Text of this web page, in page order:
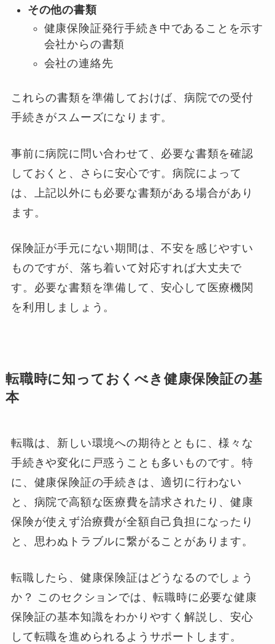
その他の書類
健康保険証発行手続き中であることを示す
会社からの書類
会社の連絡先
これらの書類を準備しておけば、病院での受付
手続きがスムーズになります。
事前に病院に問い合わせて、必要な書類を確認
しておくと、さらに安心です。病院によって
は、上記以外にも必要な書類がある場合があり
ます。
保険証が手元にない期間は、不安を感じやすい
ものですが、落ち着いて対応すれば大丈夫で
す。必要な書類を準備して、安心して医療機関
を利用しましょう。
転職時に知っておくべき健康保険証の基
本
転職は、新しい環境への期待とともに、様々な
手続きや変化に戸惑うことも多いものです。特
に、健康保険証の手続きは、適切に行わない
と、病院で高額な医療費を請求されたり、健康
保険が使えず治療費が全額自己負担になったり
と、思わぬトラブルに繋がることがあります。
転職したら、健康保険証はどうなるのでしょう
か？ このセクションでは、転職時に必要な健康
保険証の基本知識をわかりやすく解説し、安心
して転職を進められるようサポートします。